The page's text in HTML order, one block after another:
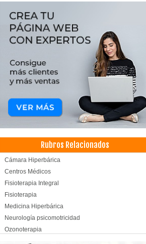
Rubros Relacionados
Cámara Hiperbárica
Centros Médicos
Fisioterapia Integral
Fisioterapia
Medicina Hiperbárica
Neurología psicomotricidad
Ozonoterapia